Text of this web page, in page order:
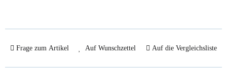
Frage zum Artikel Auf Wunschzettel Auf die Vergleichsliste